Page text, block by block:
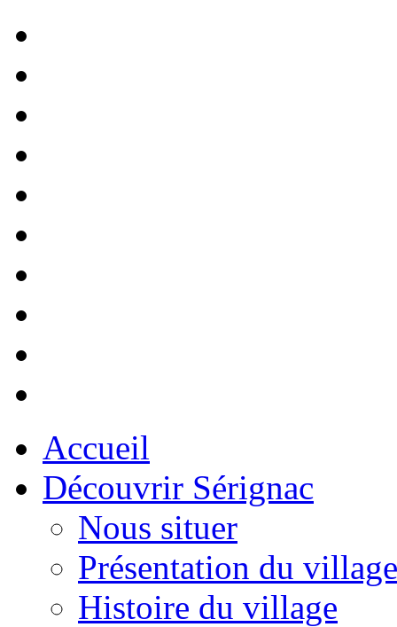
Accueil
Découvrir Sérignac
Nous situer
Présentation du village
Histoire du village